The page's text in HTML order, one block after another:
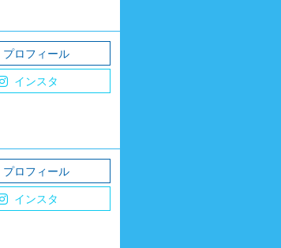
プロフィール
インスタ
プロフィール
インスタ